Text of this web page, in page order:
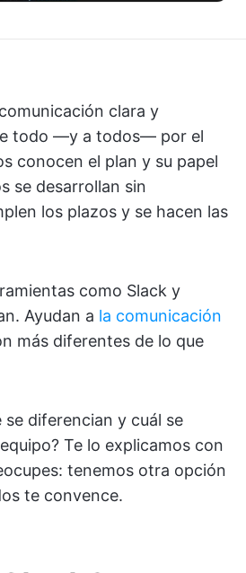
clara y
todo —y a todos— por el
conocen el plan y su papel
se desarrollan sin
los plazos y se hacen las
como Slack y
Ayudan a la comunicación
más diferentes de lo que
se diferencian y cuál se
Te lo explicamos con
tenemos otra opción
te convence.